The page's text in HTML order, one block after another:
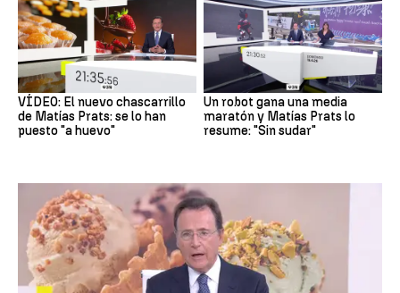
VÍDEO: El nuevo chascarrillo
de Matías Prats: se lo han
puesto "a huevo"
Un robot gana una media
maratón y Matías Prats lo
resume: "Sin sudar"